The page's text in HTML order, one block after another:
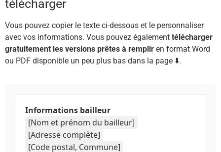
télécharger
Vous pouvez copier le texte ci-dessous et le personnaliser
avec vos informations. Vous pouvez également télécharger
gratuitement les versions prêtes à remplir en format Word
ou PDF disponible un peu plus bas dans la page ⬇️.
Informations bailleur
[Nom et prénom du bailleur]
[Adresse complète]
[Code postal, Commune]